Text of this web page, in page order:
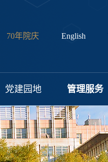
70年院庆 English
党建园地 管理服务